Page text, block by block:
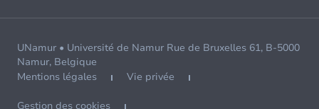
UNamur • Université de Namur Rue de Bruxelles 61, B-5000
Namur, Belgique
Mentions légales
Vie privée
Gestion des cookies